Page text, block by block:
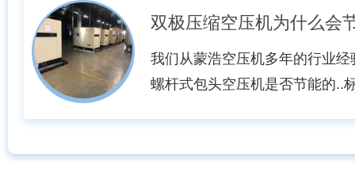
产品质量的稳定性和可靠性。
的客户需求，包头空压机厂家
品，并可以...
我们从蒙浩空压机多年的行业
螺杆式包头空压机是否节能的..
空压机节能主要原理也是在如